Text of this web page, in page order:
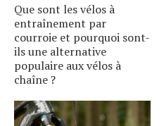
Que sont les vélos à
entraînement par
courroie et pourquoi sont-
ils une alternative
populaire aux vélos à
chaîne ?